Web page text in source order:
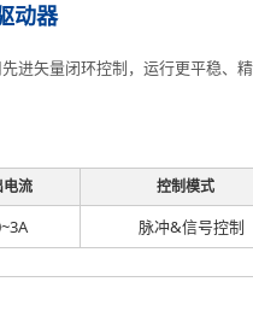
动器
进矢量闭环控制，运行更平稳、
电流 控制模式
脉冲&信号控制